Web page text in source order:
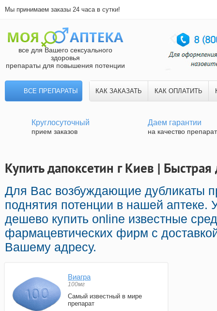
Мы принимаем заказы 24 часа в сутки!
все для Вашего сексуального
здоровья
препараты для повышения потенции
ВСЕ ПРЕПАРАТЫ КАК ЗАКАЗАТЬ КАК ОПЛАТИТЬ
Круглосуточный
прием заказов
Даем гарантии
на качество
Купить дапоксетин г Киев | Быстрая
Для Вас возбуждающие дубликаты
поднятия потенции в нашей
дешево купить online известные
фармацевтических фирм с
Вашему адресу.
Виагра
100мг
Самый известный в мире
препарат